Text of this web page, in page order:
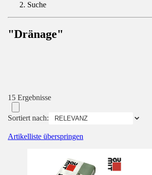
Suche
"Dränage"
15 Ergebnisse
Sortiert nach:
Artikelliste überspringen